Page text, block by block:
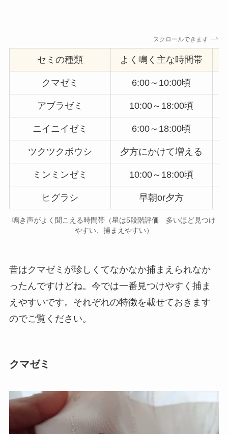
スクロールできます
セミの種類 よく鳴く主な時間帯
クマゼミ 6:00～10:00頃
アブラゼミ 10:00～18:00頃
ニイニイゼミ 6:00～18:00頃
ツクツクボウシ 夕方にかけて増える
ミンミンゼミ 10:00～18:00頃
ヒグラシ 早朝or夕方
鳴き声がよく聞こえる時間帯（星は5段階評価 多いほど見つけ
やすい、捕まえやすい）
昔はクマゼミが珍しくてなかなか捕まえられなか
ったんですけどね。今では一番見つけやすく捕ま
えやすいです。それぞれの特徴を載せておきます
のでご覧ください。
クマゼミ